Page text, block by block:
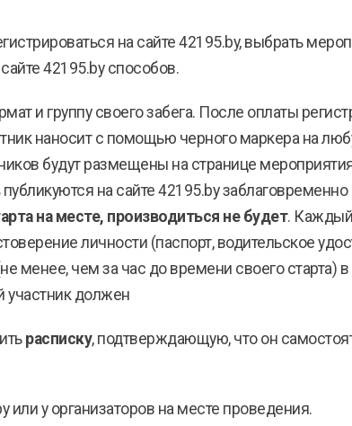
на сайте 42195.by, выбрать
42195.by способов.
и группу своего забега. После оплаты
наносит с помощью черного маркера на
будут размещены на странице
публикуются на сайте 42195.by заблаговременно
на месте, производиться не будет. Каждый
личности (паспорт, водительское
менее, чем за час до времени своего старта)
участник должен
расписку, подтверждающую, что он
или у организаторов на месте проведения.